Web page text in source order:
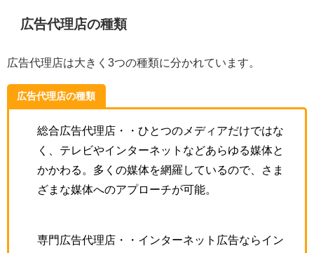
広告代理店の種類
広告代理店は大きく3つの種類に分かれています。
広告代理店の種類
総合広告代理店・・ひとつのメディアだけではな
く、テレビやインターネットなどあらゆる媒体と
かかわる。多くの媒体を網羅しているので、さま
ざまな媒体へのアプローチが可能。
専門広告代理店・・インターネット広告ならイン